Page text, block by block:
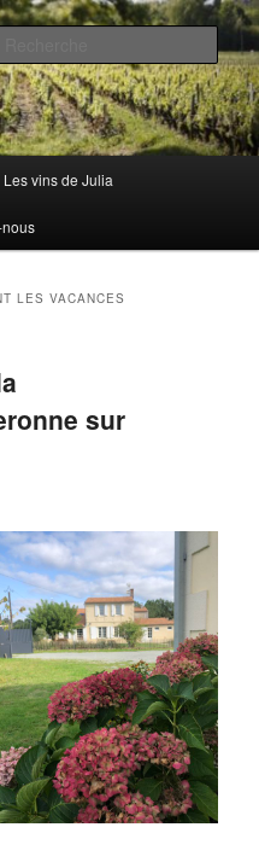
Les vins de Julia
LES VACANCES
sur